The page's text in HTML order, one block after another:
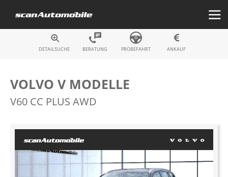
Fahrzeugsuche
DETAILSUCHE BERATUNG PROBEFAHRT ANKAUF
VOLVO V MODELLE
V60 CC PLUS AWD
Ende
der
Bildergalerie